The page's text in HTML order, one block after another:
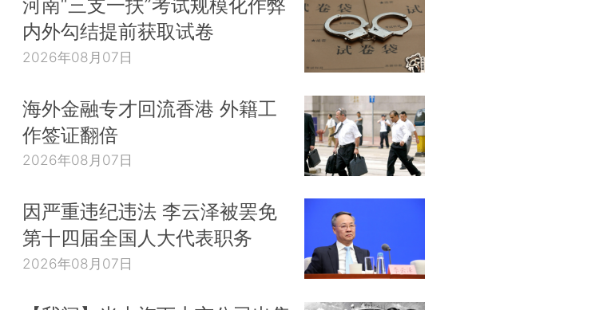
河南“三支一扶”考试规模化作弊
内外勾结提前获取试卷
2026年08月07日
海外金融专才回流香港 外籍工
作签证翻倍
2026年08月07日
因严重违纪违法 李云泽被罢免
第十四届全国人大代表职务
2026年08月07日